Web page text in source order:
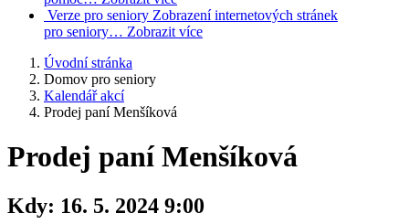
Verze pro seniory Zobrazení internetových stránek
pro seniory… Zobrazit více
Úvodní stránka
Domov pro seniory
Kalendář akcí
Prodej paní Menšíková
Prodej paní Menšíková
Kdy: 16. 5. 2024 9:00